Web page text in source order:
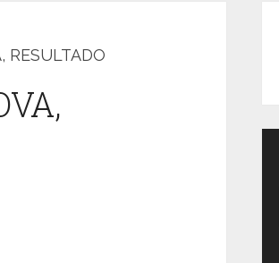
RESULTADO